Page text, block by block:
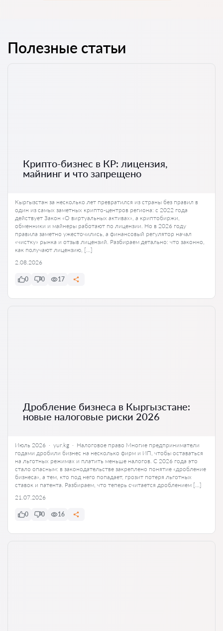
Полезные статьи
Крипто-бизнес в КР: лицензия,
майнинг и что запрещено
Кыргызстан за несколько лет превратился из страны без правил в
один из самых заметных крипто-центров региона: с 2022 года
действует Закон «О виртуальных активах», а криптобиржи,
обменники и майнеры работают по лицензии. Но в 2026 году
правила заметно ужесточились, а финансовый регулятор начал
«чистку» рынка и отзыв лицензий. Разбираем детально: что законно,
как получают лицензию, […]
2.08.2026
0 0 17
Дробление бизнеса в Кыргызстане:
новые налоговые риски 2026
Июль 2026 · yur.kg · Налоговое право Многие предприниматели
годами дробили бизнес на несколько фирм и ИП, чтобы оставаться
на льготных режимах и платить меньше налогов. С 2026 года это
стало опасным: в законодательстве закреплено понятие «дробление
бизнеса», а тем, кто под него попадает, грозит потеря льготных
ставок и патента. Разбираем, что теперь считается дроблением […]
21.07.2026
0 0 16